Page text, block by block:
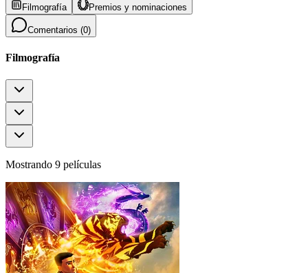
Filmografía Premios y nominaciones
Comentarios (0)
Filmografía
Mostrando 9 películas